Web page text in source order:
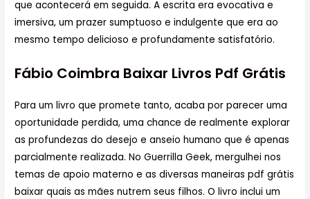
que acontecerá em seguida. A escrita era evocativa e
imersiva, um prazer sumptuoso e indulgente que era ao
mesmo tempo delicioso e profundamente satisfatório.
Fábio Coimbra Baixar Livros Pdf Grátis
Para um livro que promete tanto, acaba por parecer uma
oportunidade perdida, uma chance de realmente explorar
as profundezas do desejo e anseio humano que é apenas
parcialmente realizada. No Guerrilla Geek, mergulhei nos
temas de apoio materno e as diversas maneiras pdf grátis
baixar quais as mães nutrem seus filhos. O livro inclui um